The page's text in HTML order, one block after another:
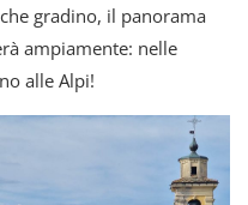
gradino, il panorama
ampiamente: nelle
alle Alpi!